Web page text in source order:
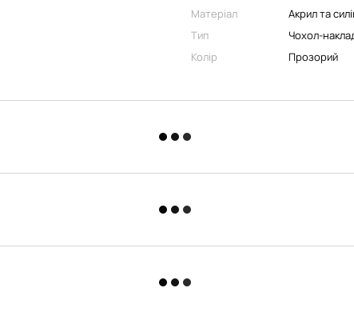
Матеріал
Акрил та
Тип
Чохол-
Колір
Прозорий